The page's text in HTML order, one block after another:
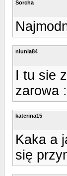
Sorcha
niunia84
I tu sie
zarowa
katerina15
Kaka a
się